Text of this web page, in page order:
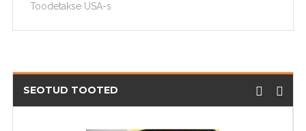
Toodetakse USA-s
SEOTUD TOOTED